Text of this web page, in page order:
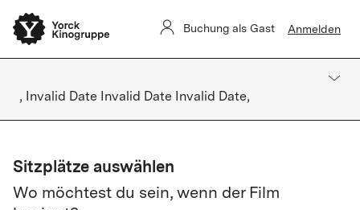
Buchung als Gast Anmelden
, Invalid Date Invalid Date Invalid Date,
Sitzplätze auswählen
Wo möchtest du sein, wenn der Film